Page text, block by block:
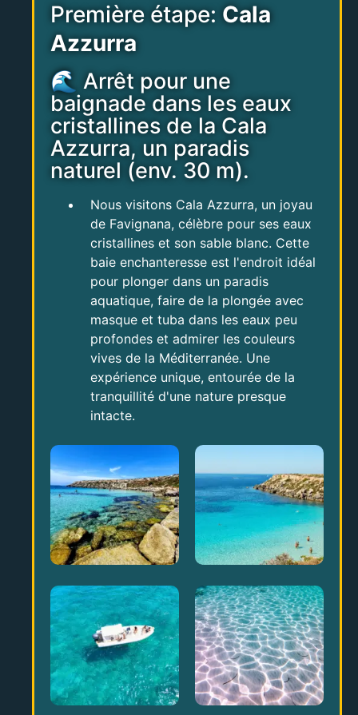
Première étape: Cala
Azzurra
🌊 Arrêt pour une
baignade dans les eaux
cristallines de la Cala
Azzurra, un paradis
naturel (env. 30 m).
Nous visitons Cala Azzurra, un joyau
de Favignana, célèbre pour ses eaux
cristallines et son sable blanc. Cette
baie enchanteresse est l'endroit idéal
pour plonger dans un paradis
aquatique, faire de la plongée avec
masque et tuba dans les eaux peu
profondes et admirer les couleurs
vives de la Méditerranée. Une
expérience unique, entourée de la
tranquillité d'une nature presque
intacte.